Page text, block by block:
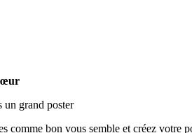
un grand poster
comme bon vous semble et créez votre